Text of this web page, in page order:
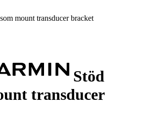
mount transducer bracket
Stöd
transducer